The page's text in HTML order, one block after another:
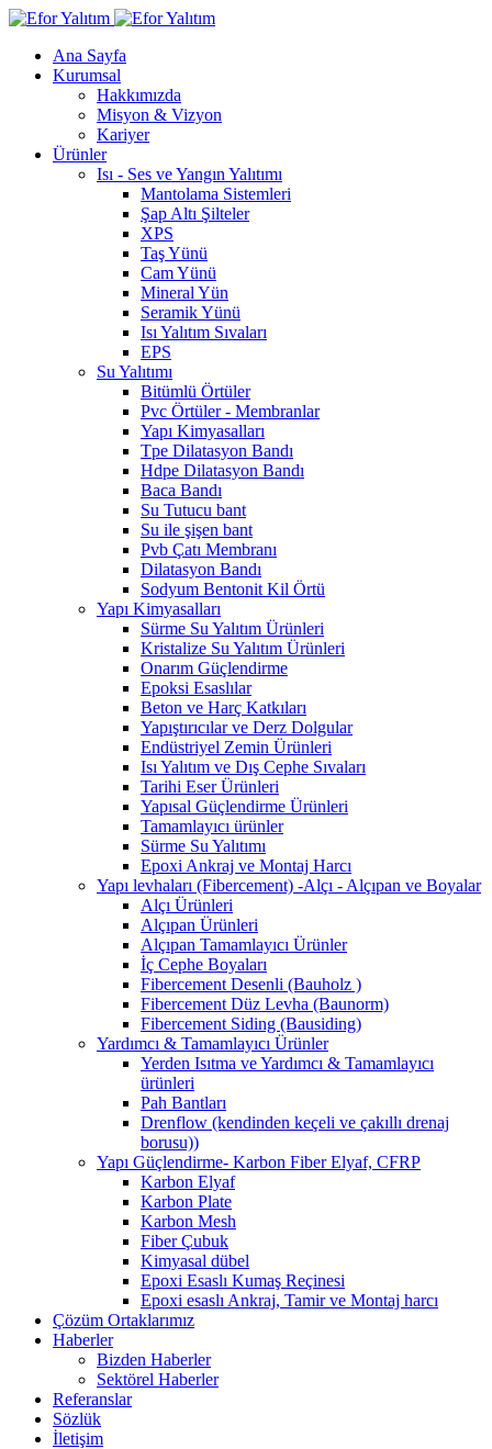
Ana Sayfa
Kurumsal
Hakkımızda
Misyon & Vizyon
Kariyer
Ürünler
Isı - Ses ve Yangın Yalıtımı
Mantolama Sistemleri
Şap Altı Şilteler
XPS
Taş Yünü
Cam Yünü
Mineral Yün
Seramik Yünü
Isı Yalıtım Sıvaları
EPS
Su Yalıtımı
Bitümlü Örtüler
Pvc Örtüler - Membranlar
Yapı Kimyasalları
Tpe Dilatasyon Bandı
Hdpe Dilatasyon Bandı
Baca Bandı
Su Tutucu bant
Su ile şişen bant
Pvb Çatı Membranı
Dilatasyon Bandı
Sodyum Bentonit Kil Örtü
Yapı Kimyasalları
Sürme Su Yalıtım Ürünleri
Kristalize Su Yalıtım Ürünleri
Onarım Güçlendirme
Epoksi Esaslılar
Beton ve Harç Katkıları
Yapıştırıcılar ve Derz Dolgular
Endüstriyel Zemin Ürünleri
Isı Yalıtım ve Dış Cephe Sıvaları
Tarihi Eser Ürünleri
Yapısal Güçlendirme Ürünleri
Tamamlayıcı ürünler
Sürme Su Yalıtımı
Epoxi Ankraj ve Montaj Harcı
Yapı levhaları (Fibercement) -Alçı - Alçıpan ve Boyalar
Alçı Ürünleri
Alçıpan Ürünleri
Alçıpan Tamamlayıcı Ürünler
İç Cephe Boyaları
Fibercement Desenli (Bauholz )
Fibercement Düz Levha (Baunorm)
Fibercement Siding (Bausiding)
Yardımcı & Tamamlayıcı Ürünler
Yerden Isıtma ve Yardımcı & Tamamlayıcı
ürünleri
Pah Bantları
Drenflow (kendinden keçeli ve çakıllı drenaj
borusu))
Yapı Güçlendirme- Karbon Fiber Elyaf, CFRP
Karbon Elyaf
Karbon Plate
Karbon Mesh
Fiber Çubuk
Kimyasal dübel
Epoxi Esaslı Kumaş Reçinesi
Epoxi esaslı Ankraj, Tamir ve Montaj harcı
Çözüm Ortaklarımız
Haberler
Bizden Haberler
Sektörel Haberler
Referanslar
Sözlük
İletişim